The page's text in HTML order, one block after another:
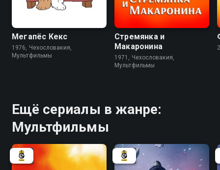
7.5
Мегапёс Кекс
1976, Чехословакия,
Мультфильмы
7.7 6.7
Стремянка и
Макаронина
1971, Чехословакия,
Мультфильмы
Ещё сериалы в жанре:
Мультфильмы